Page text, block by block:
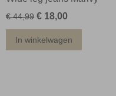
€ 44,99 € 18,00
In winkelwagen